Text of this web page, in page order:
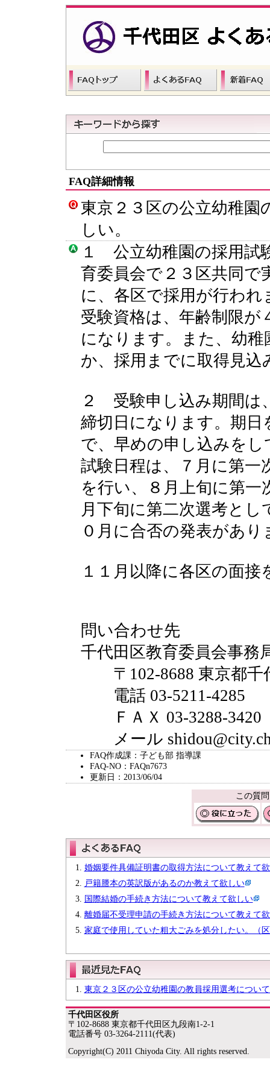
FAQ詳細情報
東京２３区の公立幼稚園
しい。
１ 公立幼稚園の採用試
育委員会で２３区共同で
に、各区で採用が行われ
受験資格は、年齢制限が
になります。また、幼
か、採用までに取得見
２ 受験申し込み期間は
締切日になります。期
で、早めの申し込みをし
試験日程は、７月に第一
を行い、８月上旬に第
月下旬に第二次選考と
０月に合否の発表があり
１１月以降に各区の面
問い合わせ先
千代田区教育委員会事務
〒102-8688 東京都千
電話 03-5211-4285
ＦＡＸ 03-3288-3420
メール
FAQ作成課：子ども部 指導課
FAQ-NO：FAQn7673
更新日：2013/06/04
この質
婚姻要件具備証明書の取得方法について教えて
戸籍謄本の英訳版があるのか教えて欲しい
国際結婚の手続き方法について教えて欲しい
離婚届不受理申請の手続き方法について教えて
家庭で使用していた粗大ごみを処分したい。（
東京２３区の公立幼稚園の教員採用選考につい
千代田区役所
〒102-8688 東京都千代田区九段南1-2-1
電話番号 03-3264-2111(代表)
Copyright(C) 2011 Chiyoda City. All rights reserved.